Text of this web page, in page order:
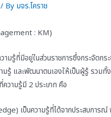
/ By มจร.โคราช
: KM)
มรู้ที่มีอยู่ในส่วนราชการซึ่งกระจัดก
มรู้ และพัฒนาตนเองให้เป็นผู้รู้ รวม
วามรู้มี 2 ประเภท คือ
เป็นความรู้ที่ได้จากประสบการ